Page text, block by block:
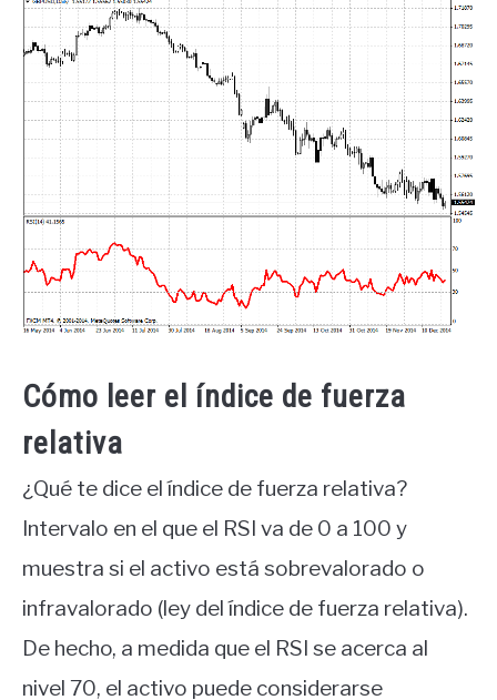
Cómo leer el índice de fuerza
relativa
¿Qué te dice el índice de fuerza relativa?
Intervalo en el que el RSI va de 0 a 100 y
muestra si el activo está sobrevalorado o
infravalorado (ley del índice de fuerza relativa).
De hecho, a medida que el RSI se acerca al
nivel 70, el activo puede considerarse